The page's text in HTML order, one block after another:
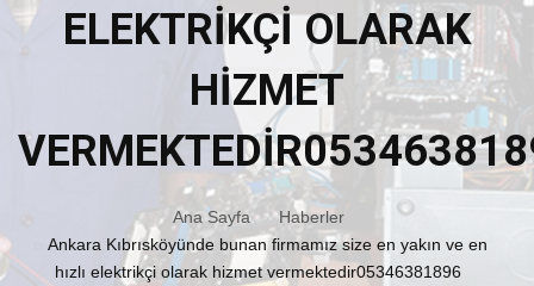
ELEKTRIKÇI OLARAK
HIZMET
Ana Sayfa
Haberler
Ankara Kıbrısköyünde bunan firmamız size en yakın ve en
hızlı elektrikçi olarak hizmet vermektedir05346381896